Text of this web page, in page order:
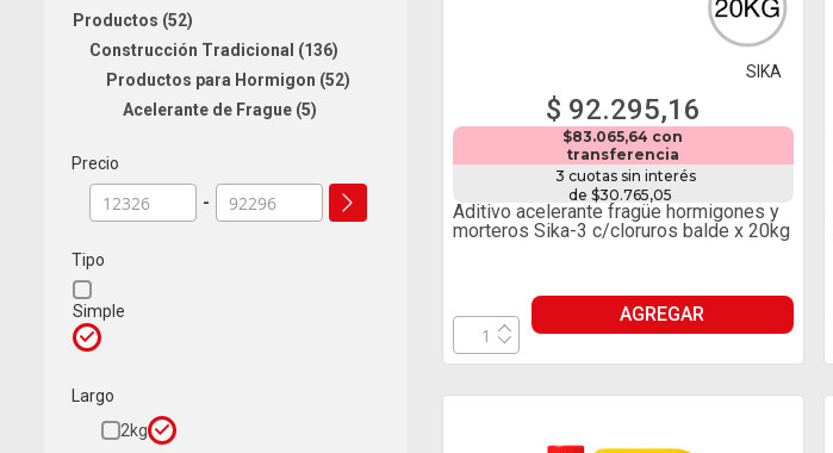
Productos 52
Construcción Tradicional
136
Productos para Hormigon 52
Acelerante de Frague 5
Precio
-
Tipo
Simple
Largo
2kg
SIKA
$ 92.295,16
$83.065,64 con
transferencia
3 cuotas sin interés
de $30.765,05
Aditivo acelerante fragüe hormigones y
morteros Sika-3 c/cloruros balde x 20kg
AGREGAR